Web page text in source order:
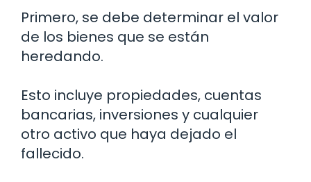
Primero, se debe determinar el valor
de los bienes que se están
heredando.
Esto incluye propiedades, cuentas
bancarias, inversiones y cualquier
otro activo que haya dejado el
fallecido.